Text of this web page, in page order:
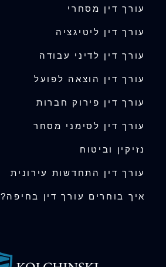
עורך דין מסחרי
עורך דין ליטיגציה
עורך דין לדיני עבודה
עורך דין הוצאה לפועל
עורך דין פירוק חברות
עורך דין לסימני מסחר
נזיקין וביטוח
עורך דין התחדשות עירונית
איך בוחרים עורך דין בחיפה?